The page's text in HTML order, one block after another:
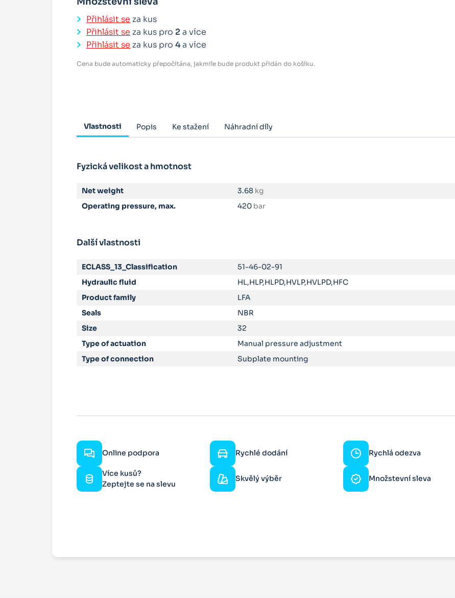
Přihlásit se za kus
Přihlásit se za kus pro 2a více
Přihlásit se za kus pro4a více
Cena bude automaticky přepočítána, jakmile bude produkt přidán do košíku.
Vlastnosti Popis Ke stažení Náhradní díly
Fyzická velikost a hmotnost
Net weight 3.68 kg
Operating pressure, max.
420 bar
Další vlastnosti
ECLASS_13_Classification
51-46-02-91
Hydraulic fluid
HL,HLP,HLPD,HVLP,HVLPD,HFC
Product family
LFA
Seals
NBR
Size
32
Type of actuation
Manual pressure adjustment
Type of connection
Subplate mounting
Online podpora Rychlé dodání Rychlá odezva
Více kusů?
Zeptejte se na slevu
Skvělý výběr Množstevní sleva